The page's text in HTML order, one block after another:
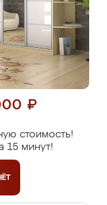
₽
стоимость!
15 минут!